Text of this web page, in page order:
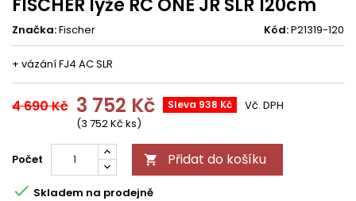
FISCHER lyže RC ONE JR SLR 120cm
Značka:Fischer Kód:P21319-120
+ vázání FJ4 AC SLR
4 690 Kč 3 752 Kč Sleva 938 Kč
(3 752 Kč ks)
Vč. DPH
Počet  Přidat do košíku
 Skladem na prodejně